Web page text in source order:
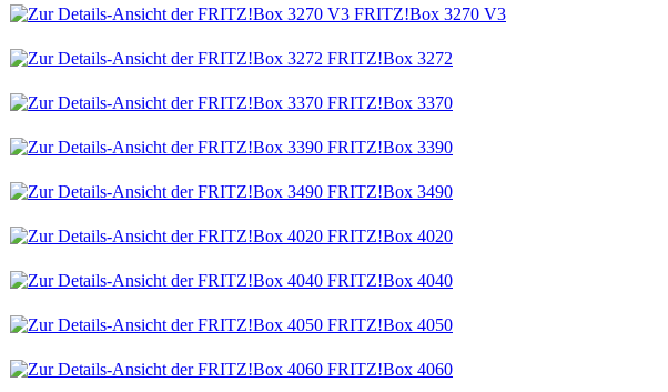
FRITZ!Box 3270 V3
FRITZ!Box 3272
FRITZ!Box 3370
FRITZ!Box 3390
FRITZ!Box 3490
FRITZ!Box 4020
FRITZ!Box 4040
FRITZ!Box 4050
FRITZ!Box 4060